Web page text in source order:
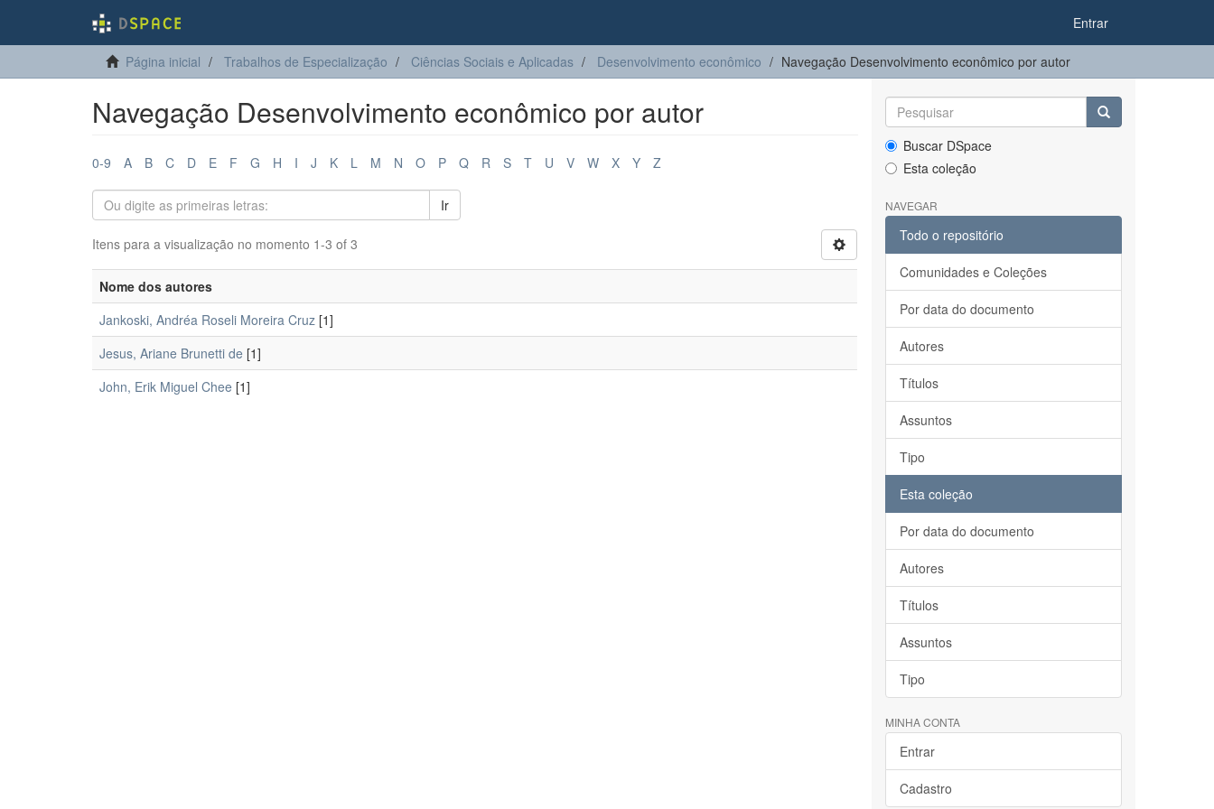
Entrar
Página inicial Trabalhos de Especialização Ciências Sociais e Aplicadas Desenvolvimento econômico Navegação Desenvolvimento econômico por autor
Navegação Desenvolvimento econômico por autor
0-9 A B C D E F G H I J K L M N O P Q R S T U V W X Y Z
Ir
Itens para a visualização no momento 1-3 of 3
Nome dos autores
Jankoski, Andréa Roseli Moreira Cruz [1]
Jesus, Ariane Brunetti de [1]
John, Erik Miguel Chee [1]
Buscar DSpace
Esta coleção
NAVEGAR
Todo o repositório
Comunidades e Coleções
Por data do documento
Autores
Títulos
Assuntos
Tipo
Esta coleção
Por data do documento
Autores
Títulos
Assuntos
Tipo
MINHA CONTA
Entrar
Cadastro